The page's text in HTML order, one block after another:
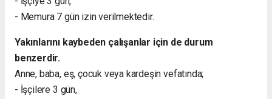
- Memura 7 gün izin verilmektedir.
Yakınlarını kaybeden çalışanlar için de durum
benzerdir.
Anne, baba, eş, çocuk veya kardeşin vefatında;
- İşçilere 3 gün,